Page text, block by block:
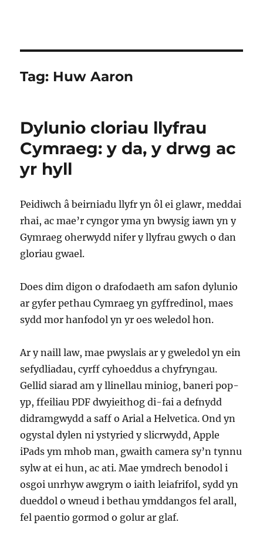
Tag: Huw Aaron
Dylunio cloriau llyfrau
Cymraeg: y da, y drwg ac
yr hyll
Peidiwch â beirniadu llyfr yn ôl ei glawr, meddai
rhai, ac mae’r cyngor yma yn bwysig iawn yn y
Gymraeg oherwydd nifer y llyfrau gwych o dan
gloriau gwael.
Does dim digon o drafodaeth am safon dylunio
ar gyfer pethau Cymraeg yn gyffredinol, maes
sydd mor hanfodol yn yr oes weledol hon.
Ar y naill law, mae pwyslais ar y gweledol yn ein
sefydliadau, cyrff cyhoeddus a chyfryngau.
Gellid siarad am y llinellau miniog, baneri pop-
yp, ffeiliau PDF dwyieithog di-fai a defnydd
didramgwydd a saff o Arial a Helvetica. Ond yn
ogystal dylen ni ystyried y slicrwydd, Apple
iPads ym mhob man, gwaith camera sy’n tynnu
sylw at ei hun, ac ati. Mae ymdrech benodol i
osgoi unrhyw awgrym o iaith leiafrifol, sydd yn
dueddol o wneud i bethau ymddangos fel arall,
fel paentio gormod o golur ar glaf.